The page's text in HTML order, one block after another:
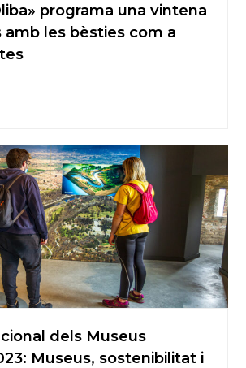
programa una vintena
amb les bèsties com a
dels Museus
Museus, sostenibilitat i